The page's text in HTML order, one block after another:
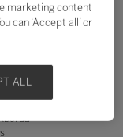
preparou
subtemas
-
poder das
marketing content
can ‘Accept all’ or
ALL